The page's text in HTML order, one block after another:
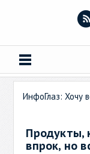
ИнфоГлаз: Хочу
Продукты,
впрок, но